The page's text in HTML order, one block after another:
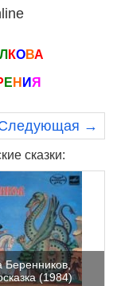
Л КОВА
Е Н ИЯ
→
сказки:
(1984)